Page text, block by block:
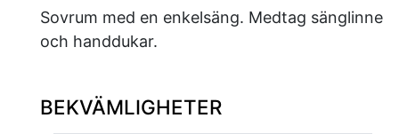
Sovrum med en enkelsäng. Medtag sänglinne
och handdukar.
BEKVÄMLIGHETER